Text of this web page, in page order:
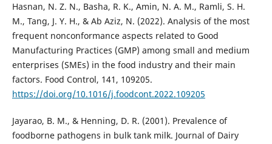
Hasnan, N. Z. N., Basha, R. K., Amin, N. A. M., Ramli, S. H.
M., Tang, J. Y. H., & Ab Aziz, N. (2022). Analysis of the most
frequent nonconformance aspects related to Good
Manufacturing Practices (GMP) among small and medium
enterprises (SMEs) in the food industry and their main
factors. Food Control, 141, 109205.
https://doi.org/10.1016/j.foodcont.2022.109205
Jayarao, B. M., & Henning, D. R. (2001). Prevalence of
foodborne pathogens in bulk tank milk. Journal of Dairy